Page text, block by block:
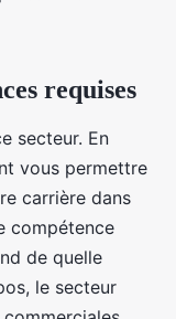
requises
secteur. En
vous permettre
carrière dans
compétence
de quelle
le secteur